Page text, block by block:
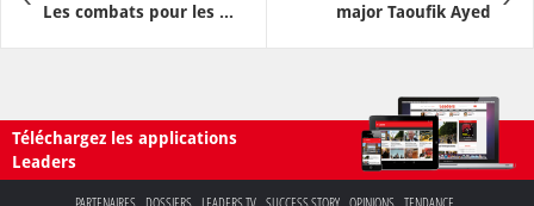
Les combats pour les ...
major Taoufik Ayed
Téléchargez les applications
Leaders